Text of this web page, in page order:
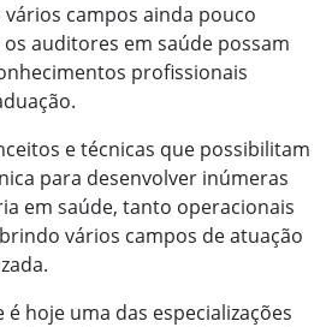
campos ainda pouco
auditores em saúde possam
profissionais
e técnicas que possibilitam
para desenvolver inúmeras
em saúde, tanto operacionais
vários campos de atuação
hoje uma das especializações